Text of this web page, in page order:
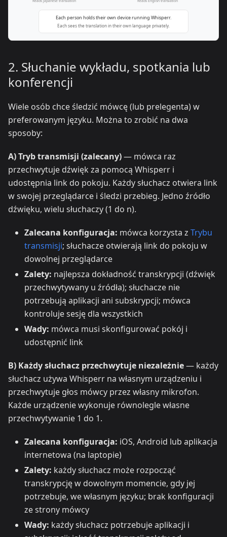
2. Słuchanie wykładu, spotkania lub
konferencji
Wiele osób chce śledzić mówcę (lub prelegenta) w
preferowanym języku. Można to zrobić na dwa
sposoby:
A) Tryb transmisji (zalecany)— mówca raz
przechwytuje dźwięk za pomocą Whisperr i
udostępnia link do pokoju. Każdy słuchacz otwiera link
w swojej przeglądarce i śledzi przebieg. Jedno źródło
dźwięku, wielu słuchaczy (1 do n).
Zalecana konfiguracja: mówca korzysta z Trybu
transmisji; słuchacze otwierają link do pokoju w
dowolnej przeglądarce
Zalety: najlepsza dokładność transkrypcji (dźwięk
przechwytywany u źródła); słuchacze nie
potrzebują aplikacji ani subskrypcji; mówca
kontroluje sesję dla wszystkich
Wady: mówca musi skonfigurować pokój i
udostępnić link
B) Każdy słuchacz przechwytuje niezależnie— każdy
słuchacz używa Whisperr na własnym urządzeniu i
przechwytuje głos mówcy przez własny mikrofon.
Każde urządzenie wykonuje równolegle własne
przechwytywanie 1 do 1.
Zalecana konfiguracja: iOS, Android lub aplikacja
internetowa (na laptopie)
Zalety: każdy słuchacz może rozpocząć
transkrypcję w dowolnym momencie, gdy jej
potrzebuje, we własnym języku; brak konfiguracji
ze strony mówcy
Wady: każdy słuchacz potrzebuje aplikacji i